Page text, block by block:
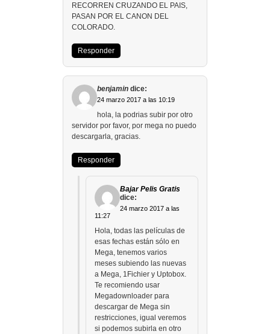
RECORREN CRUZANDO EL PAIS,
PASAN POR EL CANON DEL
COLORADO.
Responder
benjamin dice:
24 marzo 2017 a las 10:19
hola, la podrias subir por otro
servidor por favor, por mega no puedo
descargarla, gracias.
Responder
Bajar Pelis Gratis
dice:
24 marzo 2017 a las
11:27
Hola, todas las películas de
esas fechas están sólo en
Mega, tenemos varios
meses subiendo las nuevas
a Mega, 1Fichier y Uptobox.
Te recomiendo usar
Megadownloader para
descargar de Mega sin
restricciones, igual veremos
si podemos subirla en otro